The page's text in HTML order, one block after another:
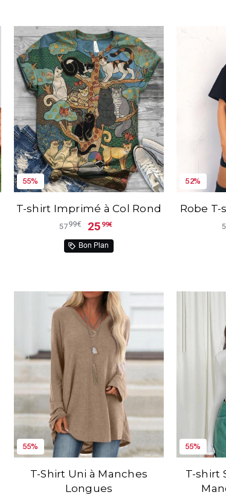
55%
T-shirt Imprimé à Col Rond
5799€ 25 99€
Bon Plan
52%
Robe
55%
T-Shirt Uni à Manches
Longues
55%
T-shirt